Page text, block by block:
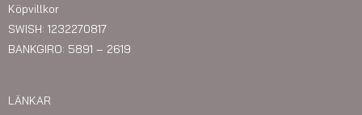
Köpvillkor
SWISH: 1232270817
BANKGIRO: 5891 – 2619
LÄNKAR